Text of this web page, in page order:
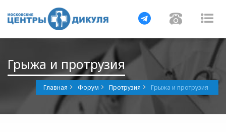
Навигация
Грыжа и протрузия
Главная Форум Протрузия Грыжа и протрузия